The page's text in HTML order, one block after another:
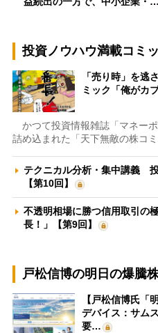
投資ノウハウ満載コミ
「売り時」を
ミック「俺がカ
かつて投資情報雑誌「マネー
詰め込まれた「天下無敵の株コ
テクニカル分析・集中講義
【第10回】
不透明相場に勝つ信用取引の
長！」【第9回】
戸松信博の明日の爆騰
【戸松信博氏「
デバイス：サム
要…